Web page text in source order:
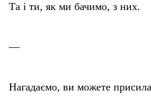
Та і ти, як ми бачимо, з них.
—
Нагадаємо, ви можете